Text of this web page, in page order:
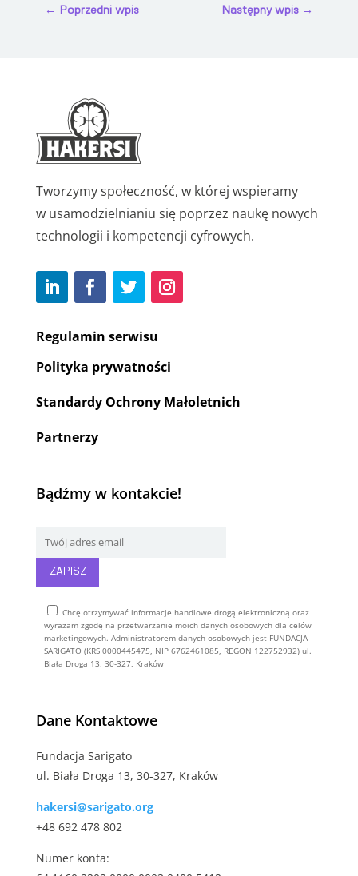
← Poprzedni wpis Następny wpis →
Tworzymy społeczność, w której wspieramy
w usamodzielnianiu się poprzez naukę nowych
technologii i kompetencji cyfrowych.
Regulamin serwisu
Polityka prywatności
Standardy Ochrony Małoletnich
Partnerzy
Bądźmy w kontakcie!
Chcę otrzymywać informacje handlowe drogą elektroniczną oraz
wyrażam zgodę na przetwarzanie moich danych osobowych dla celów
marketingowych. Administratorem danych osobowych jest FUNDACJA
SARIGATO (KRS 0000445475, NIP 6762461085, REGON 122752932) ul.
Biała Droga 13, 30-327, Kraków
Dane Kontaktowe
Fundacja Sarigato
ul. Biała Droga 13, 30-327, Kraków
hakersi@sarigato.org
+48 692 478 802
Numer konta: